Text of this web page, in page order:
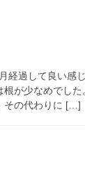
経過して良い感
が少なめでし
その代わりに […]